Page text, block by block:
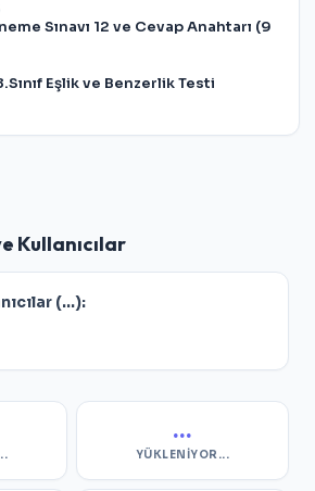
Sınavı 12 ve Cevap Anahtarı (9
Eşlik ve Benzerlik Testi
Kullanıcılar
(...):
...
YÜKLENIYOR...